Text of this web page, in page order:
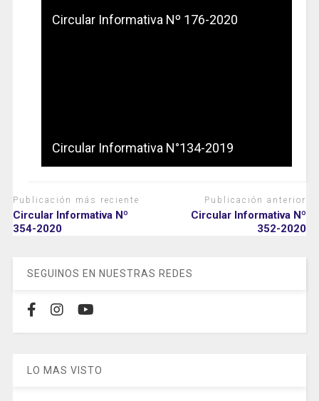
Circular Informativa Nº 176-2020
Circular Informativa N°134-2019
Publicación más reciente
Circular Informativa Nº
354-2020
Publicación anterior
Circular Informativa Nº
352-2020
SEGUINOS EN NUESTRAS REDES
LO MAS VISTO